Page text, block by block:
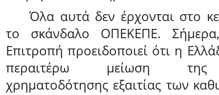
Όλα αυτά δεν έρχονται στο
το σκάνδαλο ΟΠΕΚΕΠΕ.
Επιτροπή προειδοποιεί ότι η
περαιτέρω μείωση της
χρηματοδότησης εξαιτίας των